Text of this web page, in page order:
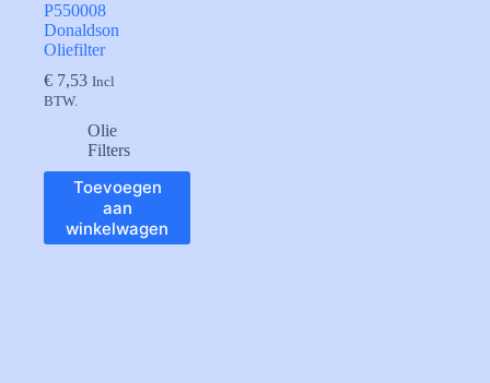
P550008
Donaldson
Oliefilter
€ 7,53 Incl
BTW.
Olie
Filters
Toevoegen
aan
winkelwagen